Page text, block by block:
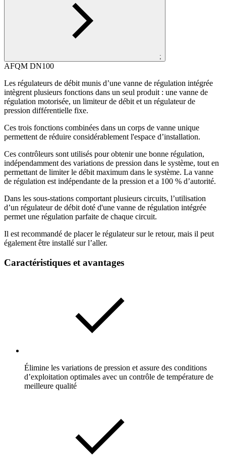
;
AFQM DN100
Les régulateurs de débit munis d’une vanne de régulation intégrée
intègrent plusieurs fonctions dans un seul produit : une vanne de
régulation motorisée, un limiteur de débit et un régulateur de
pression différentielle fixe.
Ces trois fonctions combinées dans un corps de vanne unique
permettent de réduire considérablement l'espace d’installation.
Ces contrôleurs sont utilisés pour obtenir une bonne régulation,
indépendamment des variations de pression dans le système, tout en
permettant de limiter le débit maximum dans le système. La vanne
de régulation est indépendante de la pression et a 100 % d’autorité.
Dans les sous-stations comportant plusieurs circuits, l’utilisation
d’un régulateur de débit doté d'une vanne de régulation intégrée
permet une régulation parfaite de chaque circuit.
Il est recommandé de placer le régulateur sur le retour, mais il peut
également être installé sur l’aller.
Caractéristiques et avantages
Élimine les variations de pression et assure des conditions
d’exploitation optimales avec un contrôle de température de
meilleure qualité